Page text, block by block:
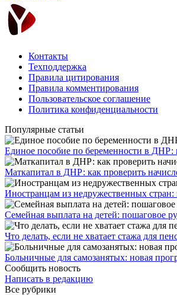
Контакты
Техподдержка
Правила цитирования
Правила комментирования
Пользовательское соглашение
Политика конфиденциальности
Популярные статьи
Единое пособие по беременности в ДНР:
​Маткапитал в ДНР: как проверить
Иностранцам из недружественных
Семейная выплата на детей: пошаговое
Что делать, если не хватает стажа для
Больничные для самозанятых: новая
Сообщить новость
Написать в редакцию
Все рубрики